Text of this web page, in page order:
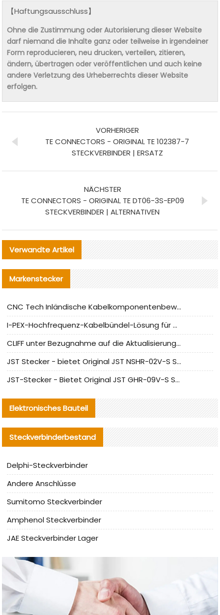
【Haftungsausschluss】
Ohne die Zustimmung oder Autorisierung dieser Website
darf niemand die Inhalte ganz oder teilweise in irgendeiner
Form reproducieren, neu drucken, verteilen, zitieren,
ändern, übertragen oder veröffentlichen und auch keine
andere Verletzung des Urheberrechts dieser Website
erfolgen.
VORHERIGER
TE CONNECTORS - ORIGINAL TE 102387-7
STECKVERBINDER | ERSATZ
NÄCHSTER
TE CONNECTORS - ORIGINAL TE DT06-3S-EP09
STECKVERBINDER | ALTERNATIVEN
Verwandte Artikel
Markenstecker
CNC Tech Inländische Kabelkomponentenbewertung und Massenproduktionsanpassungsanleitung
I-PEX-Hochfrequenz-Kabelbündel-Lösung für die heimische Produktion analysiert
CLIFF unter Bezugnahme auf die Aktualisierung der chinesischen Stecker-Testnormen
JST Stecker - bietet Original JST NSHR-02V-S Stecker und Ersatzteile an
JST-Stecker - Bietet Original JST GHR-09V-S Stecker und Ersatzteile an
Elektronisches Bauteil
Steckverbinderbestand
Delphi-Steckverbinder
Andere Anschlüsse
Sumitomo Steckverbinder
Amphenol Steckverbinder
JAE Steckverbinder Lager